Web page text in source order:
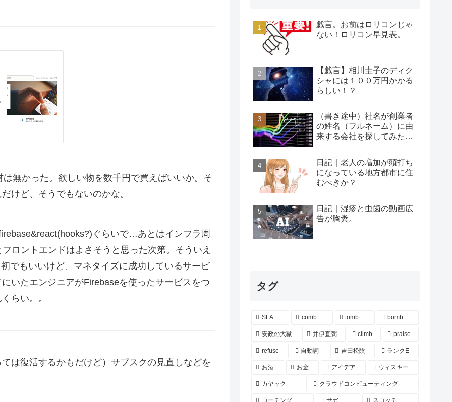
無かった。欲しい物を数千円で買えばいいか。そ
けど、そうでもないのかな。
ぐらいで…あとはインフラ周
ロントエンドはよさそうと思った次第。そういえ
でもいいけど、マネタイズに成功しているサービ
いたエンジニアがFirebaseを使ったサービスをつ
らい。。
は復活するかもだけど）サブスクの見直しなどを
戯言。お前はロリコンじゃ
ない！ロリコン早見表。
【戯言】相川圭子のディク
シャには１００万円かかる
らしい！？
（書き途中）社名が創業者
の姓名（フルネーム）に由
来する会社を探してみた…
日記｜老人の増加が頭打ち
になっている地方都市に住
むべきか？
日記｜湿疹と虫歯の動画広
告が胸糞。
タグ
SLA comb tomb bomb
安政の大獄 井伊直弼 climb praise
refuse 自動詞 吉田松陰 ランクE
お酒 お金 アイデア ウィスキー
カヤック クラウドコンピューティング
コーチング サガ スコッチ